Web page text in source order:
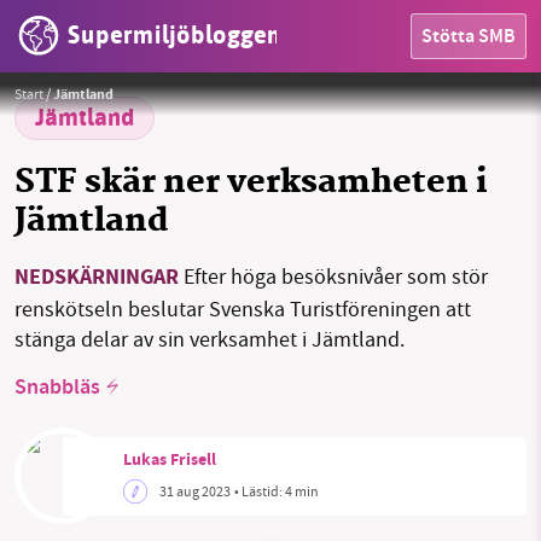
Supermiljöbloggen Stötta SMB
HEM
MILJÖFAKTA
OM OSS
Threads
Start/Jämtland
Jämtland
STF skär ner verksamheten i
Jämtland
NEDSKÄRNINGAR Efter höga besöksnivåer som stör
renskötseln beslutar Svenska Turistföreningen att
stänga delar av sin verksamhet i Jämtland.
Snabbläs
Lukas Frisell
31 aug 2023• Lästid:4 min
MartinKra / Pixabay License